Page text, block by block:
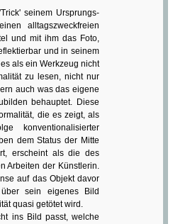
seinem Ursprungs-
alltagszweckfreien
und mit ihm das Foto,
und in seinem
als ein Werkzeug nicht
zu lesen, nicht nur
auch was das eigene
behauptet. Diese
die es zeigt, als
konventionalisierter
dem Status der Mitte
erscheint als die des
Arbeiten der Künstlerin.
auf das Objekt davor
sein eigenes Bild
quasi getötet wird.
ins Bild passt, welche